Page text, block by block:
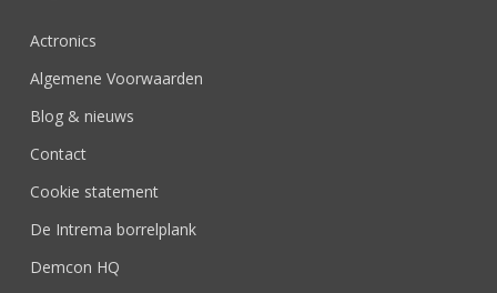
Actronics
Algemene Voorwaarden
Blog & nieuws
Contact
Cookie statement
De Intrema borrelplank
Demcon HQ